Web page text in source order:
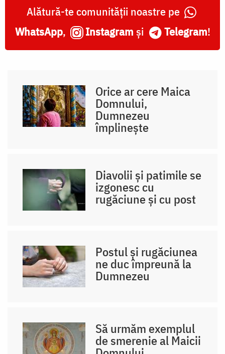
Alătură-te comunității noastre pe
WhatsApp, Instagram și Telegram!
Orice ar cere Maica
Domnului,
Dumnezeu
împlinește
Diavolii și patimile se
izgonesc cu
rugăciune și cu post
Postul și rugăciunea
ne duc împreună la
Dumnezeu
Să urmăm exemplul
de smerenie al Maicii